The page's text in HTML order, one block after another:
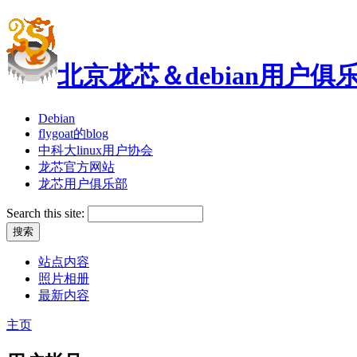
北京龙芯＆debian用户俱
Debian
flygoat的blog
中科大linux用户协会
龙芯官方网站
龙芯用户俱乐部
Search this site:
站点内容
照片相册
最新内容
主页